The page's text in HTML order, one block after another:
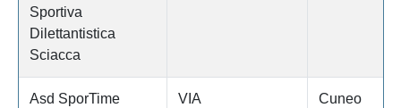
Sportiva
Dilettantistica
Sciacca
Asd SporTime
VIA
Cuneo